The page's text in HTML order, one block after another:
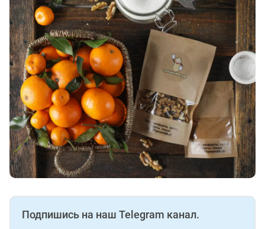
Подпишись на наш Telegram канал.